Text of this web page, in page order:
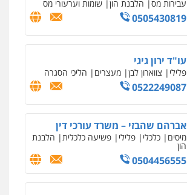
– משרד עורכי דין
0505522334
עו"ד אתנה אדרי
פשיעה חמורה כלכלי פלילי מעצרים
וחקירות עורכי דין לענייני אסירים
0502181995
עו"ד עמית שלף
פלילי פשיעה חמורה עורכי דין לענייני